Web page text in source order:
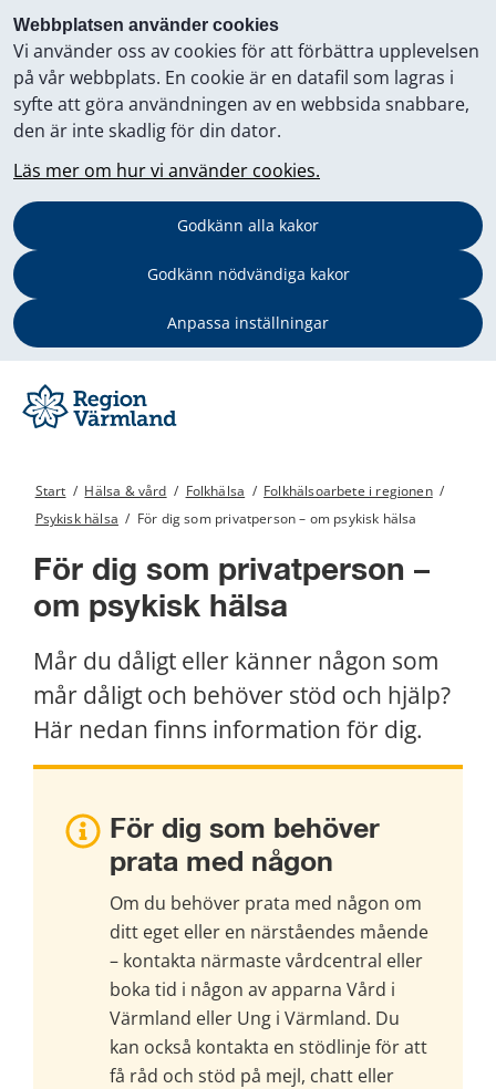
Webbplatsen använder cookies
Vi använder oss av cookies för att förbättra upplevelsen
på vår webbplats. En cookie är en datafil som lagras i
syfte att göra användningen av en webbsida snabbare,
den är inte skadlig för din dator.
Läs mer om hur vi använder cookies.
Godkänn alla kakor
Godkänn nödvändiga kakor
Anpassa inställningar
Start / Hälsa & vård / Folkhälsa / Folkhälsoarbete i regionen /
Psykisk hälsa / För dig som privatperson – om psykisk hälsa
För dig som privatperson –
om psykisk hälsa
Mår du dåligt eller känner någon som
mår dåligt och behöver stöd och hjälp?
Här nedan finns information för dig.
För dig som behöver
prata med någon
Om du behöver prata med någon om
ditt eget eller en närståendes mående
– kontakta närmaste vårdcentral eller
boka tid i någon av apparna Vård i
Värmland eller Ung i Värmland. Du
kan också kontakta en stödlinje för att
få råd och stöd på mejl, chatt eller